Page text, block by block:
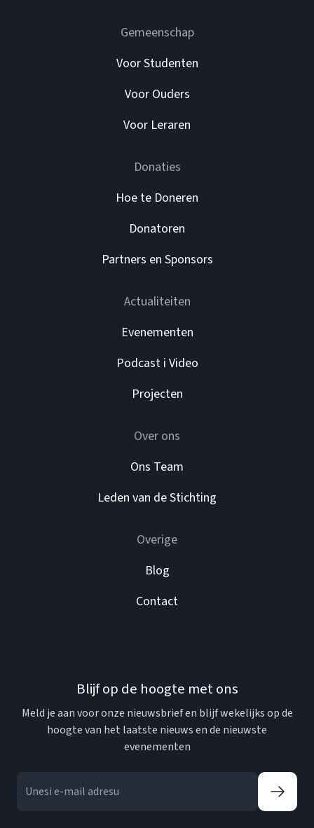
Gemeenschap
Voor Studenten
Voor Ouders
Voor Leraren
Donaties
Hoe te Doneren
Donatoren
Partners en Sponsors
Actualiteiten
Evenementen
Podcast i Video
Projecten
Over ons
Ons Team
Leden van de Stichting
Overige
Blog
Contact
Blijf op de hoogte met ons
Meld je aan voor onze nieuwsbrief en blijf wekelijks op de
hoogte van het laatste nieuws en de nieuwste
evenementen